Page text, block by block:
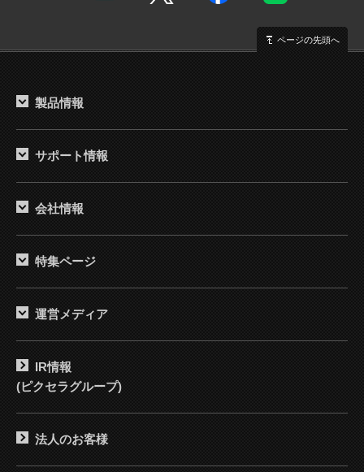
ページの先頭へ
製品情報
サポート情報
会社情報
特集ページ
運営メディア
IR情報
(ピクセラグループ)
法人のお客様